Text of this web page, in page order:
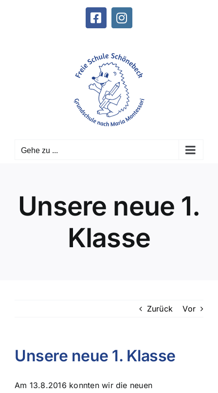
FacebookInstagram
Gehe zu ...
Unsere neue 1.
Klasse
Zurück Vor
Unsere neue 1. Klasse
Am 13.8.2016 konnten wir die neuen